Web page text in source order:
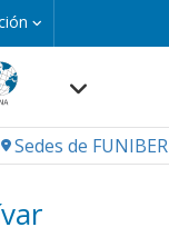
Sedes de FUNIBER